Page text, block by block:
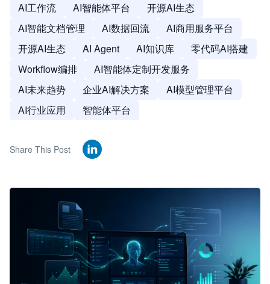
AI工作流
AI智能体平台
开源AI生态
AI智能文档管理
AI数据回流
AI商用服务平台
开源AI生态
AI Agent AI知识库
零代码AI搭建
Workflow编排
AI智能体定制开发服务
AI未来趋势
企业AI解决方案
AI模型管理平台
AI行业应用
智能体平台
Share This Post